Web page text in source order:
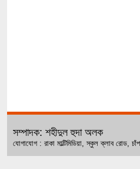
সম্পাদক: শহীদুল হুদা অলক
যোগাযোগ : রাকা মাল্টিমিডিয়া, স্কুল ক্লাব